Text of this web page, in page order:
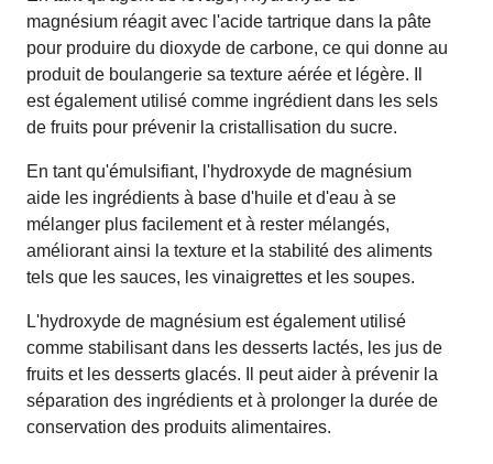
magnésium réagit avec l'acide tartrique dans la pâte
pour produire du dioxyde de carbone, ce qui donne au
produit de boulangerie sa texture aérée et légère. Il
est également utilisé comme ingrédient dans les sels
de fruits pour prévenir la cristallisation du sucre.
En tant qu'émulsifiant, l'hydroxyde de magnésium
aide les ingrédients à base d'huile et d'eau à se
mélanger plus facilement et à rester mélangés,
améliorant ainsi la texture et la stabilité des aliments
tels que les sauces, les vinaigrettes et les soupes.
L'hydroxyde de magnésium est également utilisé
comme stabilisant dans les desserts lactés, les jus de
fruits et les desserts glacés. Il peut aider à prévenir la
séparation des ingrédients et à prolonger la durée de
conservation des produits alimentaires.